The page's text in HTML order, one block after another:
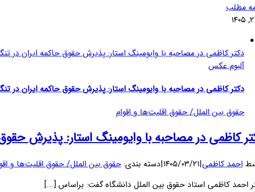
مطلب
دکتر کاظمی در مصاحبه با وایومینگ استار: پذیرش حقوق حاکمه ایران در
آلبوم عکس
دکتر کاظمی در مصاحبه با وایومینگ استار: پذیرش حقوق حاکمه ایران در
حقوق بین الملل/ حقوق اقلیت‌ها و اقوام
کاظمی در مصاحبه با وایومینگ استار: پذیرش
احمد کاظمی|۱۴۰۵/۰۳/۲۱|دسته بندی:حقوق بین الملل/ حقوق اقلیت‌ها و
احمد کاظمی استاد حقوق بین الملل دانشگاه گفت: براساس [...]